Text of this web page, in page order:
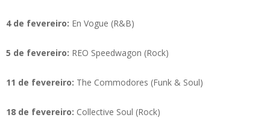
4 de fevereiro: En Vogue (R&B)
5 de fevereiro: REO Speedwagon (Rock)
11 de fevereiro: The Commodores (Funk & Soul)
18 de fevereiro: Collective Soul (Rock)